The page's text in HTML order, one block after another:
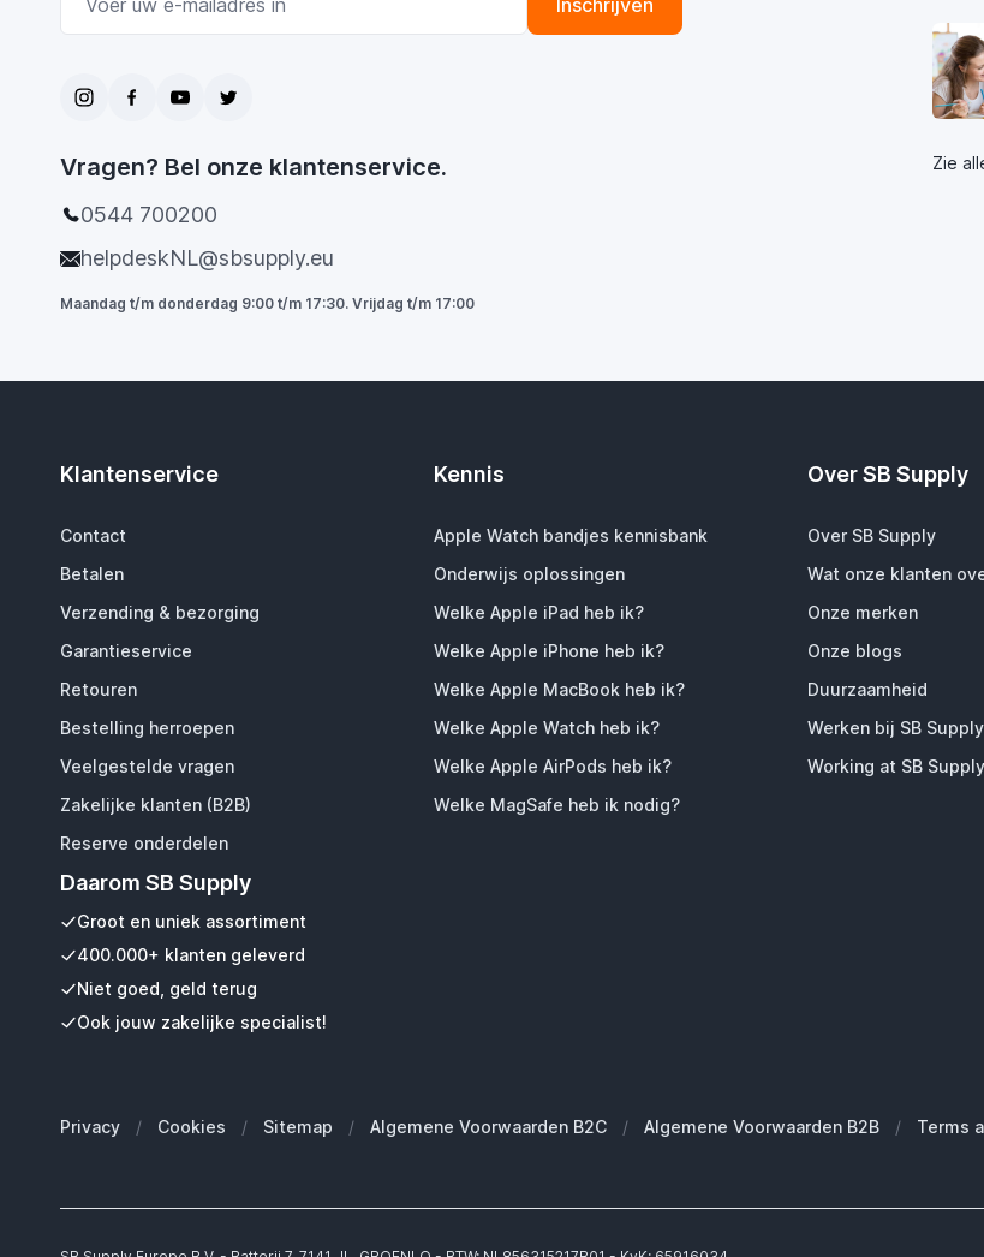
Inschrijven
Vragen? Bel onze klantenservice.
0544 700200
helpdeskNL@sbsupply.eu
Maandag t/m donderdag 9:00 t/m 17:30. Vrijdag t/m 17:00
Zie
Klantenservice
Contact
Betalen
Verzending & bezorging
Garantieservice
Retouren
Bestelling herroepen
Veelgestelde vragen
Zakelijke klanten (B2B)
Reserve onderdelen
Daarom SB Supply
Groot en uniek assortiment
400.000+ klanten geleverd
Niet goed, geld terug
Ook jouw zakelijke specialist!
Kennis
Apple Watch bandjes kennisbank
Onderwijs oplossingen
Welke Apple iPad heb ik?
Welke Apple iPhone heb ik?
Welke Apple MacBook heb ik?
Welke Apple Watch heb ik?
Welke Apple AirPods heb ik?
Welke MagSafe heb ik nodig?
Over SB Supply
Over SB Supply
Wat onze klanten
Onze merken
Onze blogs
Duurzaamheid
Werken bij SB Supply
Working at SB Supply
Privacy / Cookies / Sitemap / Algemene Voorwaarden B2C / Algemene Voorwaarden B2B / Terms